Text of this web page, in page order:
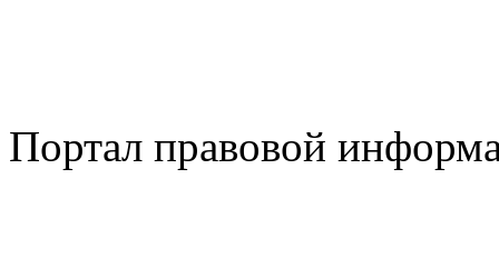
Портал правовой